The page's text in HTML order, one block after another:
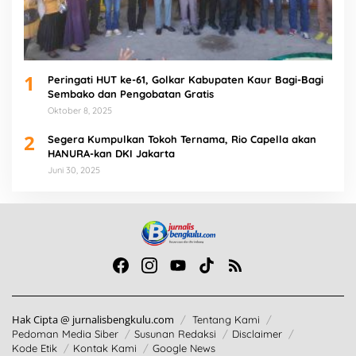
1
Peringati HUT ke-61, Golkar Kabupaten Kaur Bagi-Bagi
Sembako dan Pengobatan Gratis
Oktober 8, 2025
2
Segera Kumpulkan Tokoh Ternama, Rio Capella akan
HANURA-kan DKI Jakarta
Juni 30, 2025
Hak Cipta @ jurnalisbengkulu.com
Tentang Kami
Pedoman Media Siber
Susunan Redaksi
Disclaimer
Kode Etik
Kontak Kami Google News